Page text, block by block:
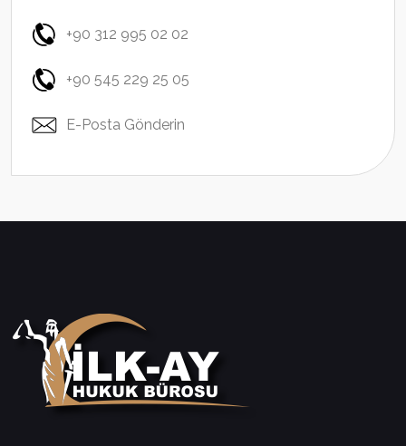
+90 312 995 02 02
+90 545 229 25 05
E-Posta Gönderin